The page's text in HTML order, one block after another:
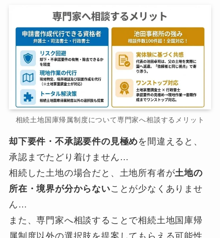
相続土地国庫帰属制度について専門家へ相談するメリット
却下要件・不承認要件の見極めを間違えると、
承認までたどり着けません…
相続した土地の場合だと、土地所有者が土地の
所在・境界が分からないことが少なくありませ
ん…
また、専門家へ相談することで相続土地国庫帰
属制度以外の選択肢を提案してもらえる可能性